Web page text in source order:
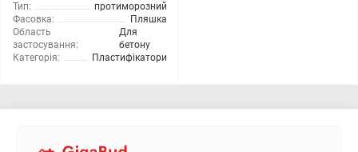
Тип:
протиморозний
Фасовка:
Пляшка
Область
застосування:
Для
бетону
Категорія:
Пластифікатори